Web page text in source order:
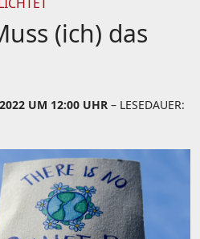
(ich) das
UM 12:00 UHR – LESEDAUER: